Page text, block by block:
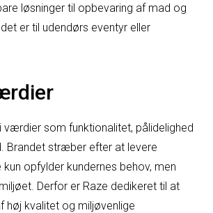
løsninger til opbevaring af mad og
er til udendørs eventyr eller
værdier som funktionalitet, pålidelighed
Brandet stræber efter at levere
kun opfylder kundernes behov, men
Derfor er Raze dedikeret til at
høj kvalitet og miljøvenlige